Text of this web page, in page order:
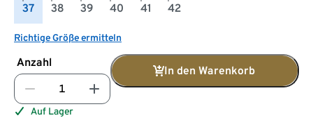
37 38 39 40 41 42
Richtige Größe ermitteln
Anzahl
In den Warenkorb
Auf Lager